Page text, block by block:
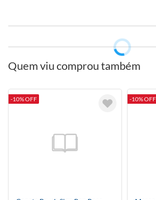
Quem viu comprou também
-10% OFF -10% OFF